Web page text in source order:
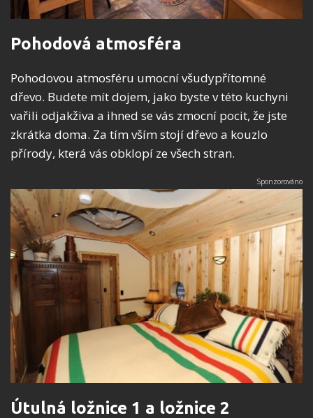
Pohodová atmosféra
Pohodovou atmosféru umocní všudypřítomné
dřevo. Budete mít dojem, jako byste v této kuchyni
vařili odjakživa a ihned se vás zmocní pocit, že jste
zkrátka doma. Za tím vším stojí dřevo a kouzlo
přírody, která vás obklopí ze všech stran.
Útulná ložnice 1 a ložnice 2